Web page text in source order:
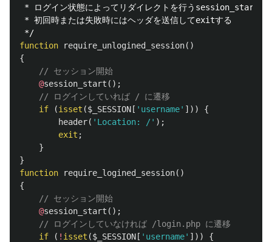
* ログイン状態によってリダイレクトを行うsession_startの
* 初回時または失敗時にはヘッダを送信してexitする
*/
function
require_unlogined_session()
{
// セッション開始
@session_start ();
// ログインしていれば / に遷移
if
(isset ($_SESSION [ 'username' ]))
{
header( 'Location: /' );
exit ;
}
}
function
require_logined_session()
{
// セッション開始
@session_start ();
// ログインしていなければ /login.php に遷移
if
( ! isset ($_SESSION [ 'username' ]))
{